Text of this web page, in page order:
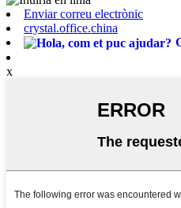
Enviar correu electrònic
crystal.office.china
x